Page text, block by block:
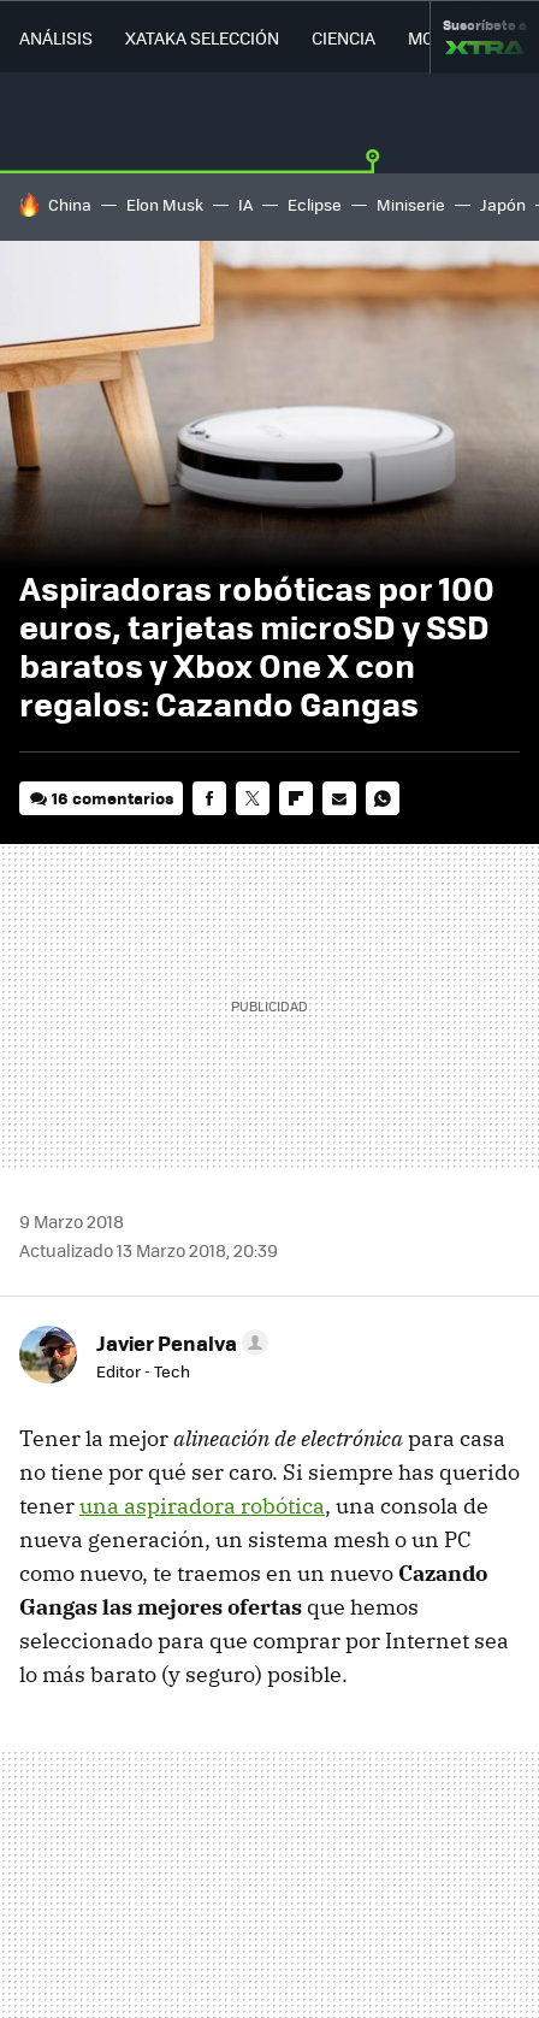
ANÁLISIS XATAKA SELECCIÓN CIENCIA MOVILIDAD
Suscríbete a
HOY SE HABLA DE
China Elon Musk IA Eclipse Miniserie Japón
Aspiradoras robóticas por 100
euros, tarjetas microSD y SSD
baratos y Xbox One X con
regalos: Cazando Gangas
16 comentarios
MAIL
9 Marzo 2018
Actualizado 13 Marzo 2018, 20:39
Javier Penalva
Editor - Tech
Tener la mejoralineación de electrónicapara casa
no tiene por qué ser caro. Si siempre has querido
teneruna aspiradora robótica, una consola de
nueva generación, un sistema mesh o un PC
como nuevo, te traemos en un nuevo Cazando
Gangas las mejores ofertas que hemos
seleccionado para que comprar por Internet sea
lo más barato (y seguro) posible.